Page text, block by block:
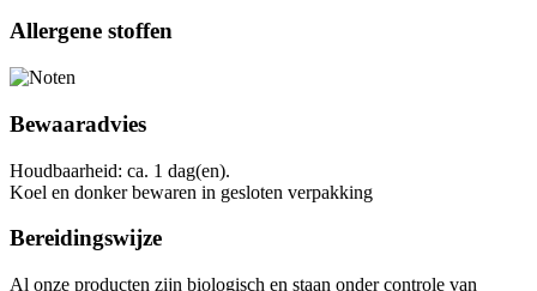
Allergene stoffen
Bewaaradvies
Houdbaarheid: ca. 1 dag(en).
Koel en donker bewaren in gesloten verpakking
Bereidingswijze
Al onze producten zijn biologisch en staan onder controle van